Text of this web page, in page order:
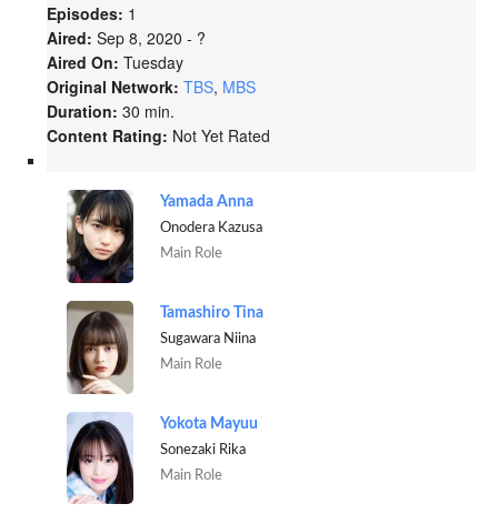
Episodes: 1
Aired: Sep 8, 2020 - ?
Aired On: Tuesday
Original Network: TBS, MBS
Duration: 30 min.
Content Rating: Not Yet Rated
Yamada Anna
Onodera Kazusa
Main Role
Tamashiro Tina
Sugawara Niina
Main Role
Yokota Mayuu
Sonezaki Rika
Main Role